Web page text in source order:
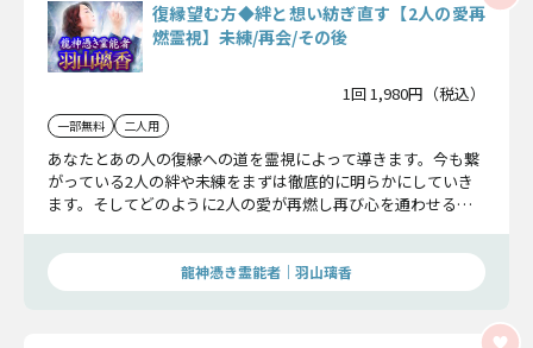
復縁望む方◆絆と想い紡ぎ直す【2人の愛再
燃霊視】未練/再会/その後
1回 1,980円（税込）
一部無料 二人用
あなたとあの人の復縁への道を霊視によって導きます。今も繋
がっている2人の絆や未練をまずは徹底的に明らかにしていき
ます。そしてどのように2人の愛が再燃し再び心を通わせる未
龍神憑き霊能者｜羽山璃香